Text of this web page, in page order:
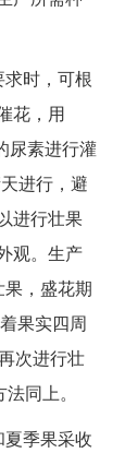
时，可根
花，用
尿素进行灌
进行，避
进行壮果
观。生产
，盛花期
果实四周
次进行壮
同上。
季果采收